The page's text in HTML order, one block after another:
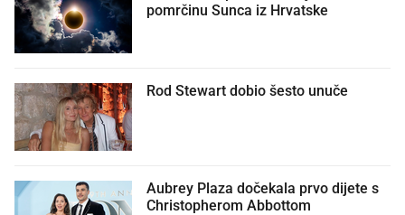
pomrčinu Sunca iz Hrvatske
Rod Stewart dobio šesto unuče
Aubrey Plaza dočekala prvo dijete s
Christopherom Abbottom